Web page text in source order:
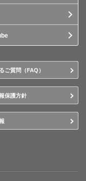
ご質問（FAQ）
保護方針